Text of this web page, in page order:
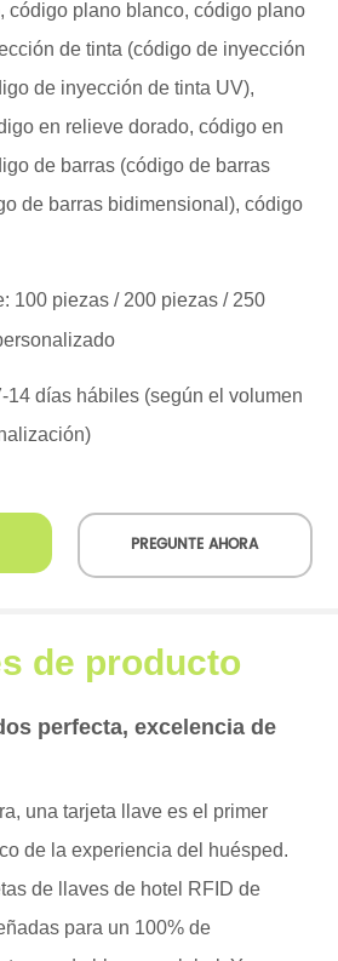
PREGUNTE AHORA
de producto